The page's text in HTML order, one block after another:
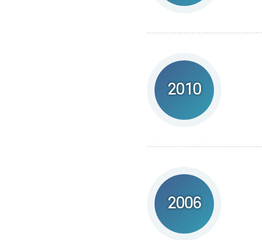
2010
2006